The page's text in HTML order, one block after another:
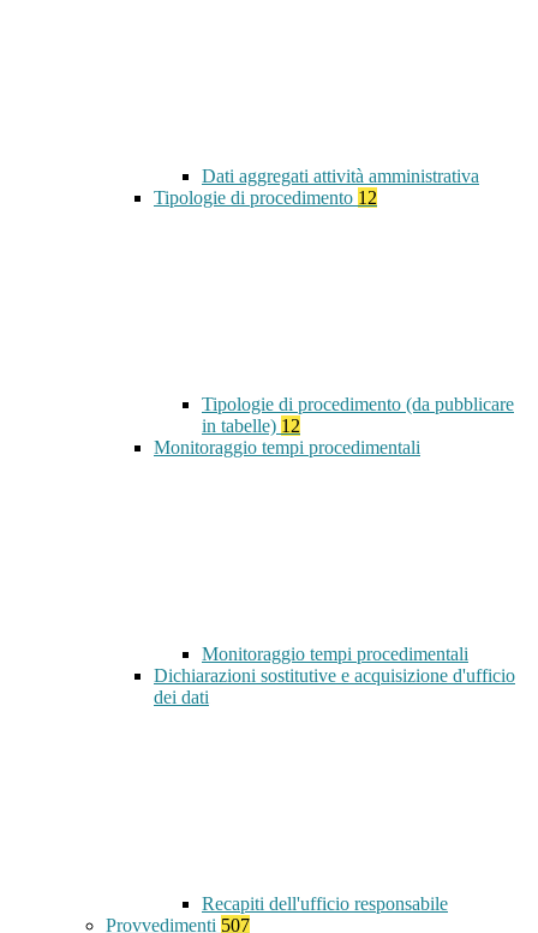
Dati aggregati attività amministrativa
Tipologie di procedimento 12
Tipologie di procedimento (da pubblicare
in tabelle) 12
Monitoraggio tempi procedimentali
Monitoraggio tempi procedimentali
Dichiarazioni sostitutive e acquisizione d'ufficio
dei dati
Recapiti dell'ufficio responsabile
Provvedimenti 507